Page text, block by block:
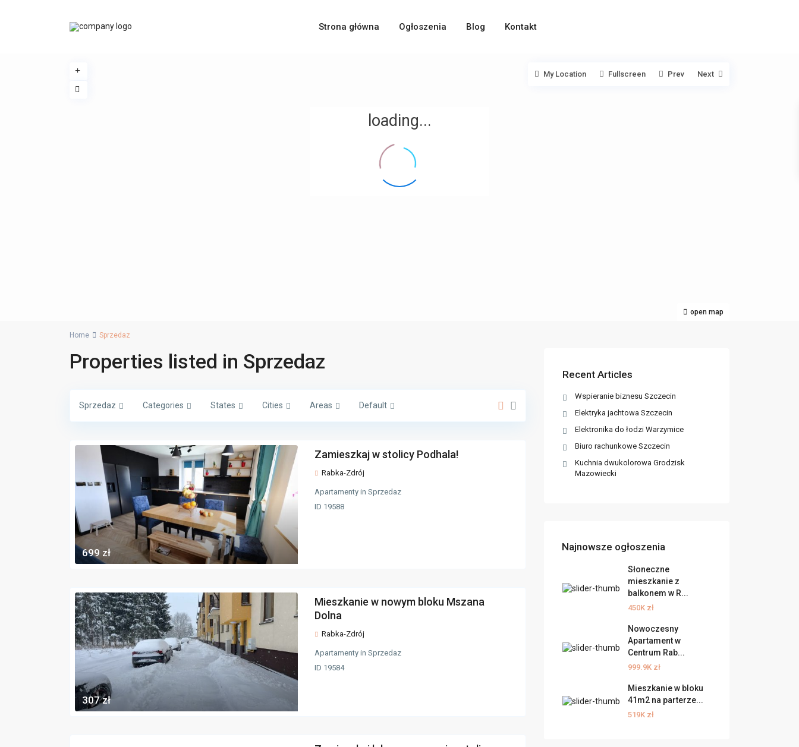
Strona główna Ogłoszenia Blog Kontakt
loading...
open map
My Location Fullscreen Prev Next
Home Sprzedaz
Properties listed in Sprzedaz
Sprzedaz Categories States Cities Areas Default
699 zł
Zamieszkaj w stolicy Podhala!
Rabka-Zdrój
Apartamenty in Sprzedaz
ID 19588
307 zł
Mieszkanie w nowym bloku Mszana
Dolna
Rabka-Zdrój
Apartamenty in Sprzedaz
ID 19584
Recent Articles
Wspieranie biznesu Szczecin
Elektryka jachtowa Szczecin
Elektronika do łodzi Warzymice
Biuro rachunkowe Szczecin
Kuchnia dwukolorowa Grodzisk
Mazowiecki
Najnowsze ogłoszenia
Słoneczne
mieszkanie z
balkonem w R...
450K zł
Nowoczesny
Apartament w
Centrum Rab...
999.9K zł
Mieszkanie w bloku
41m2 na parterze...
519K zł